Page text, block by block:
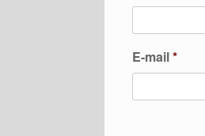
E-mail*